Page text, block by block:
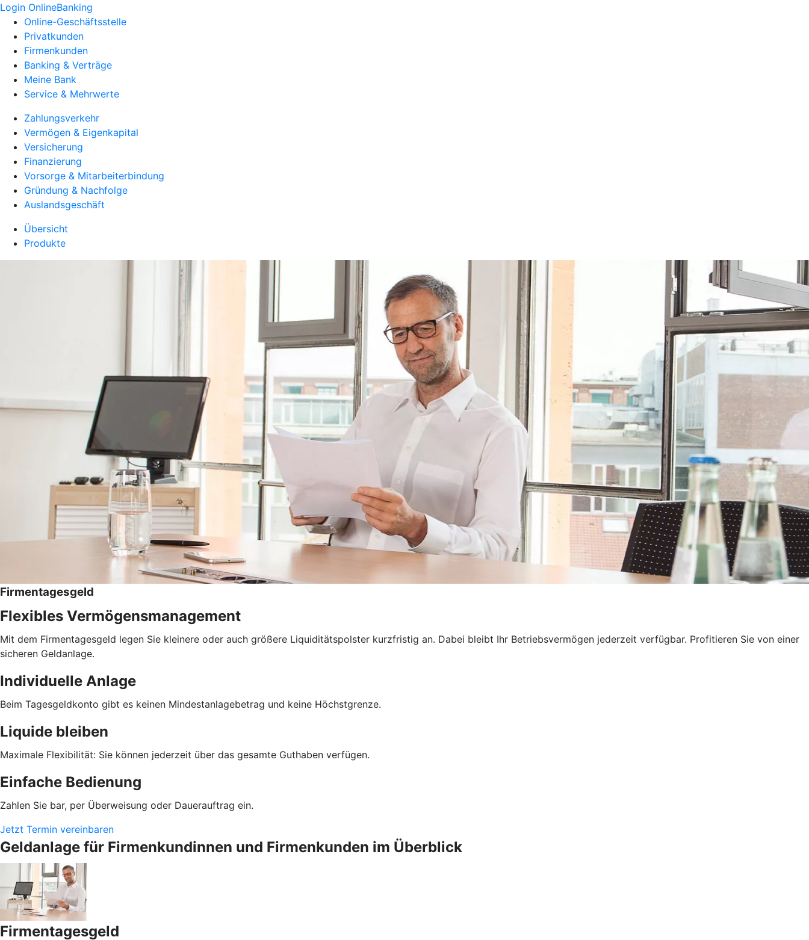
Login OnlineBanking
Online-Geschäftsstelle
Privatkunden
Firmenkunden
Banking & Verträge
Meine Bank
Service & Mehrwerte
Zahlungsverkehr
Vermögen & Eigenkapital
Versicherung
Finanzierung
Vorsorge & Mitarbeiterbindung
Gründung & Nachfolge
Auslandsgeschäft
Übersicht
Produkte
Firmentagesgeld
Flexibles Vermögensmanagement
Mit dem Firmentagesgeld legen Sie kleinere oder auch größere Liquiditätspolster kurzfristig an. Dabei bleibt Ihr Betriebsvermögen jederzeit verfügbar. Profitieren Sie von einer
sicheren Geldanlage.
Individuelle Anlage
Beim Tagesgeldkonto gibt es keinen Mindestanlagebetrag und keine Höchstgrenze.
Liquide bleiben
Maximale Flexibilität: Sie können jederzeit über das gesamte Guthaben verfügen.
Einfache Bedienung
Zahlen Sie bar, per Überweisung oder Dauerauftrag ein.
Jetzt Termin vereinbaren
Geldanlage für Firmenkundinnen und Firmenkunden im Überblick
Firmentagesgeld